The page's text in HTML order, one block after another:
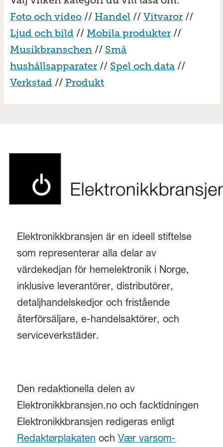
Foto och video // Handel //Vitvaror //
Ljud och bild //Mobila produkter //
Musikbranschen // Små
hushållsapparater // Spel och data //
Verkstad // Produkt
Elektronikkbransjen är en ideell stiftelse
som representerar alla delar av
värdekedjan för hemelektronik i Norge,
inklusive leverantörer, distributörer,
detaljhandelskedjor och fristående
återförsäljare, e-handelsaktörer, och
serviceverkstäder.
Den redaktionella delen av
Elektronikkbransjen.no och facktidningen
Elektronikkbransjen redigeras enligt
Redaktørplakaten och Vær varsom-